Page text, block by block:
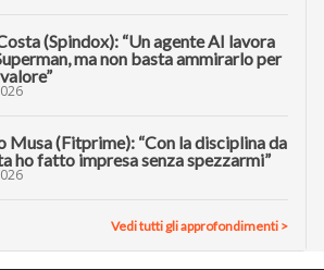
(Spindox): “Un agente AI lavora
ma non basta ammirarlo per
Musa (Fitprime): “Con la disciplina da
ho fatto impresa senza spezzarmi”
Vedi tutti gli approfondimenti >